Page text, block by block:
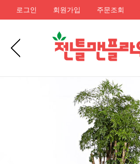
로그인 회원가입 주문조회